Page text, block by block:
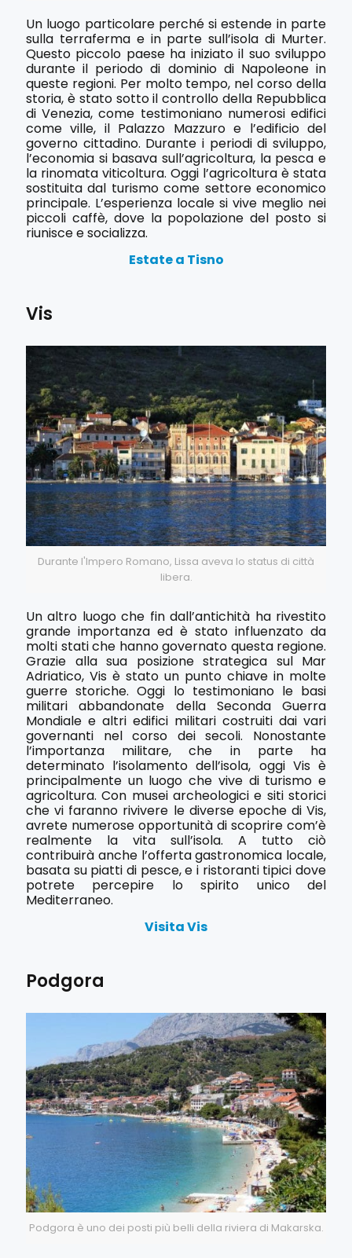
Un luogo particolare perché si estende in parte
sulla terraferma e in parte sull’isola di Murter.
Questo piccolo paese ha iniziato il suo sviluppo
durante il periodo di dominio di Napoleone in
queste regioni. Per molto tempo, nel corso della
storia, è stato sotto il controllo della Repubblica
di Venezia, come testimoniano numerosi edifici
come ville, il Palazzo Mazzuro e l’edificio del
governo cittadino. Durante i periodi di sviluppo,
l’economia si basava sull’agricoltura, la pesca e
la rinomata viticoltura. Oggi l’agricoltura è stata
sostituita dal turismo come settore economico
principale. L’esperienza locale si vive meglio nei
piccoli caffè, dove la popolazione del posto si
riunisce e socializza.
Estate a Tisno
Vis
Durante l'Impero Romano, Lissa aveva lo status di città
libera.
Un altro luogo che fin dall’antichità ha rivestito
grande importanza ed è stato influenzato da
molti stati che hanno governato questa regione.
Grazie alla sua posizione strategica sul Mar
Adriatico, Vis è stato un punto chiave in molte
guerre storiche. Oggi lo testimoniano le basi
militari abbandonate della Seconda Guerra
Mondiale e altri edifici militari costruiti dai vari
governanti nel corso dei secoli. Nonostante
l’importanza militare, che in parte ha
determinato l’isolamento dell’isola, oggi Vis è
principalmente un luogo che vive di turismo e
agricoltura. Con musei archeologici e siti storici
che vi faranno rivivere le diverse epoche di Vis,
avrete numerose opportunità di scoprire com’è
realmente la vita sull’isola. A tutto ciò
contribuirà anche l’offerta gastronomica locale,
basata su piatti di pesce, e i ristoranti tipici dove
potrete percepire lo spirito unico del
Mediterraneo.
Visita Vis
Podgora
Podgora è uno dei posti più belli della riviera di Makarska.